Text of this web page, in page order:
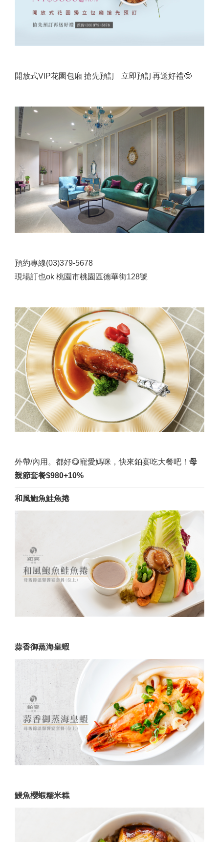
開放式VlP花園包廂 搶先預訂 立即預訂再送好禮🤪
預約專線(03)379-5678
現場訂也ok 桃園市桃園區德華街128號
外帶/內用。都好😋寵愛媽咪，快來鉑宴吃大餐吧！ 母
親節套餐$980+10%
和風鮑魚鮭魚捲
蒜香御蒸海皇蝦
鰻魚櫻蝦糯米糕